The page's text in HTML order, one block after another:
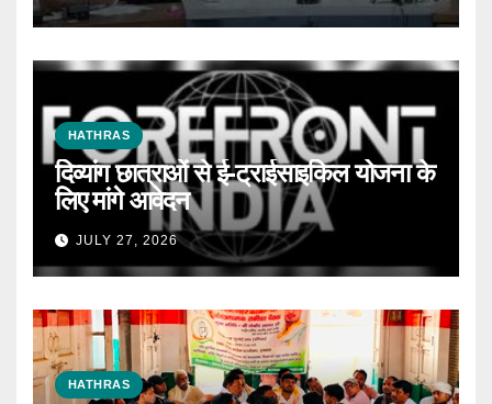
HATHRAS
दिव्यांग छात्राओं से ई-ट्राईसाइकिल योजना के
लिए मांगे आवेदन
JULY 27, 2026
HATHRAS